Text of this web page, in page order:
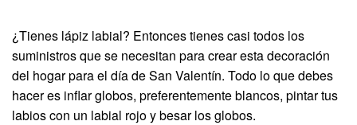
¿Tienes lápiz labial? Entonces tienes casi todos los
suministros que se necesitan para crear esta decoración
del hogar para el día de San Valentín. Todo lo que debes
hacer es inflar globos, preferentemente blancos, pintar tus
labios con un labial rojo y besar los globos.